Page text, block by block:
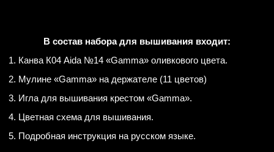
В состав набора для вышивания входит:
1. Канва К04 Aida №14 «Gamma» оливкового цвета.
2. Мулине «Gamma» на держателе (11 цветов)
3. Игла для вышивания крестом «Gamma».
4. Цветная схема для вышивания.
5. Подробная инструкция на русском языке.